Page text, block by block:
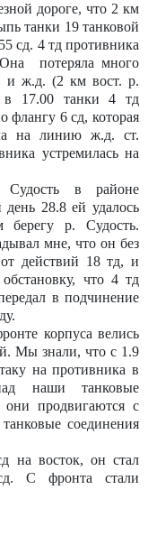
дороге, что 2 км
танки 19 танковой
сд. 4 тд противника
потеряла много
и ж.д. (2 км вост. р.
в 17.00 танки 4 тд
флангу 6 сд, которая
на линию ж.д. ст.
устремилась на
в районе
28.8 ей удалось
берегу р. Судость.
мне, что он без
действий 18 тд, и
что 4 тд
в подчинение
корпуса велись
Мы знали, что с 1.9
на противника в
наши танковые
продвигаются с
соединения
на восток, он стал
С фронта стали